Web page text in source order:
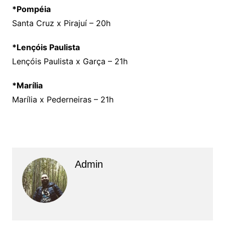
*Pompéia
Santa Cruz x Pirajuí – 20h
*Lençóis Paulista
Lençóis Paulista x Garça – 21h
*Marília
Marília x Pederneiras – 21h
Admin